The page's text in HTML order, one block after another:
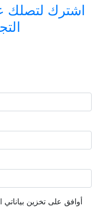
اشترك لتصلك
أوافق على تخزين